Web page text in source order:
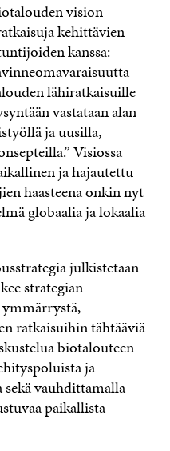
vision
kehittävien
kanssa:
lähiratkaisuille
vastataan alan
ja uusilla,
Visiossa
ja hajautettu
haasteena onkin nyt
globaalia ja lokaalia
julkistetaan
strategian
ratkaisuihin tähtääviä
biotalouteen
ja
vauhdittamalla
paikallista